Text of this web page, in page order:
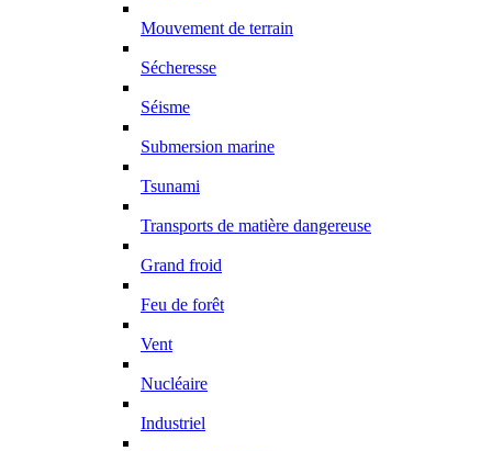
Mouvement de terrain
Sécheresse
Séisme
Submersion marine
Tsunami
Transports de matière dangereuse
Grand froid
Feu de forêt
Vent
Nucléaire
Industriel